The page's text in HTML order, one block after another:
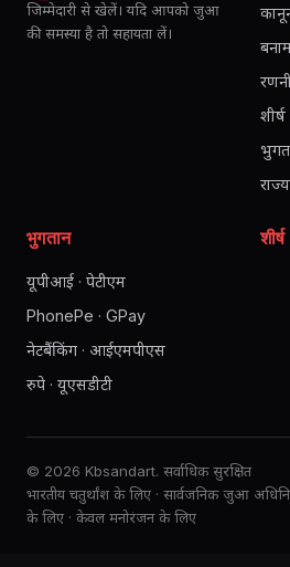
जिम्मेदारी से खेलें। यदि आपको जुआ
की समस्या है तो सहायता लें।
शीर्ष
राज्य
भुगतान
यूपीआई · पेटीएम
PhonePe · GPay
नेटबैंकिंग · आईएमपीएस
रुपे · यूएसडीटी
शीर्ष
© 2026 Kbsandart. सर्वाधिक सुरक्षित
भारतीय चतुर्थांश के लिए · सार्वजनिक जुआ
के लिए · केवल मनोरंजन के लिए